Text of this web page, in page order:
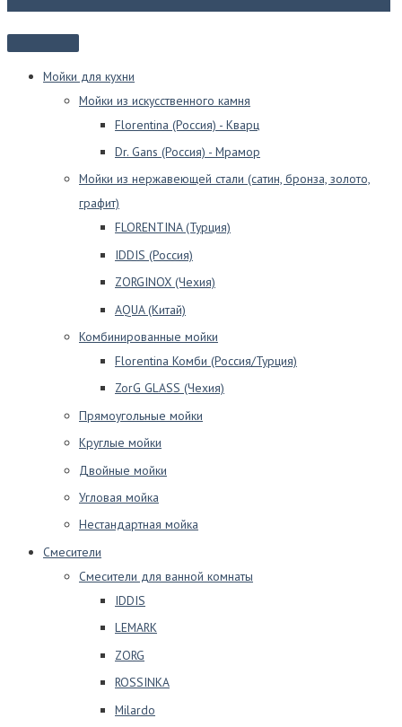
Мойки для кухни
Мойки из искусственного камня
Florentina (Россия) - Кварц
Dr. Gans (Россия) - Мрамор
Мойки из нержавеющей стали (сатин, бронза, золото,
графит)
FLORENTINA (Турция)
IDDIS (Россия)
ZORGINOX (Чехия)
AQUA (Китай)
Комбинированные мойки
Florentina Комби (Россия/Турция)
ZorG GLASS (Чехия)
Прямоугольные мойки
Круглые мойки
Двойные мойки
Угловая мойка
Нестандартная мойка
Смесители
Смесители для ванной комнаты
IDDIS
LEMARK
ZORG
ROSSINKA
Milardo
выбрать